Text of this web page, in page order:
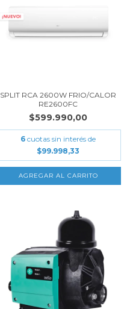
SPLIT RCA 2600W FRIO/CALOR
RE2600FC
$599.990,00
6 cuotas sin interés de
$99.998,33